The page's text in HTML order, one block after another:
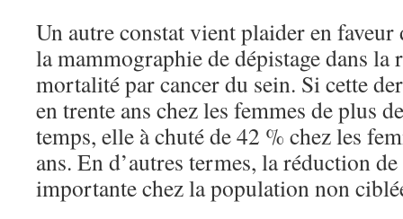
Un autre constat vient plaider en faveur
la mammographie de dépistage dans la
mortalité par cancer du sein. Si cette
en trente ans chez les femmes de plus
temps, elle à chuté de 42 % chez les
ans. En d’autres termes, la réduction
importante chez la population non